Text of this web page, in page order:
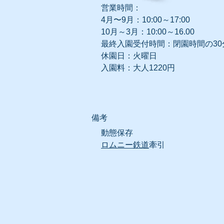
営業時間：
4月〜9月：10:00～17:00​
10月～3月： 10:00～16.00
最終入園受付時間：閉園時間の30
休園日：火曜日
入園料：大人1220円
​備考
動態保存
ロムニー鉄道牽引